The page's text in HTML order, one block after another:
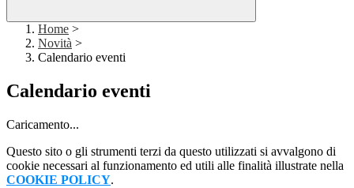
Home >
Novità >
Calendario eventi
Calendario eventi
Caricamento...
Questo sito o gli strumenti terzi da questo utilizzati si avvalgono di
cookie necessari al funzionamento ed utili alle finalità illustrate nella
COOKIE POLICY.